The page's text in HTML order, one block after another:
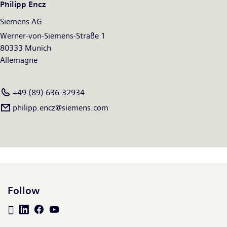
€6.1 billion. At the end of September 2018, the company had
around 379,000 employees worldwide. Further information is
available on the Internet at www.siemens.com
Philipp Encz
Siemens AG
Werner-von-Siemens-Straße 1
80333 Munich
Allemagne
+49 (89) 636-32934
philipp.encz@siemens.com
Follow